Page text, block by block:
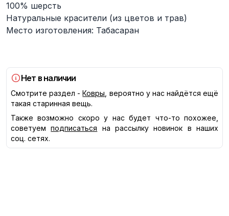
100% шерсть
Натуральные красители (из цветов и трав)
Место изготовления: Табасаран
Нет в наличии
Смотрите раздел - Ковры , вероятно у нас найдётся ещё
такая старинная вещь.
Также возможно скоро у нас будет что-то похожее,
советуем
подписаться
на рассылку новинок в наших
соц. сетях.